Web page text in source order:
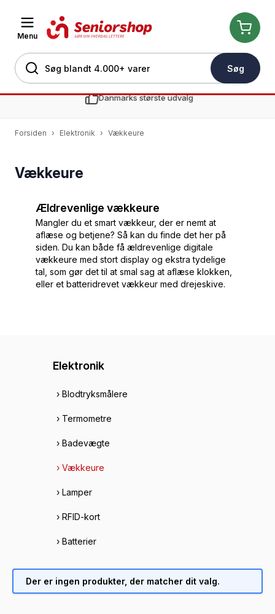
Skip to Content
Menu
Søg
Danmarks største udvalg
Forsiden › Elektronik › Vækkeure
Vækkeure
Ældrevenlige vækkeure
Mangler du et smart vækkeur, der er nemt at
aflæse og betjene? Så kan du finde det her på
siden. Du kan både få ældrevenlige digitale
vækkeure med stort display og ekstra tydelige
tal, som gør det til at smal sag at aflæse klokken,
eller et batteridrevet vækkeur med drejeskive.
Elektronik
› Blodtryksmålere
› Termometre
› Badevægte
› Vækkeure
› Lamper
› RFID-kort
› Batterier
Der er ingen produkter, der matcher dit valg.